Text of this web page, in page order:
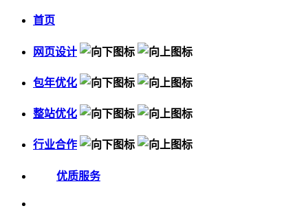
首页
网页设计
包年优化
整站优化
行业合作
优质服务